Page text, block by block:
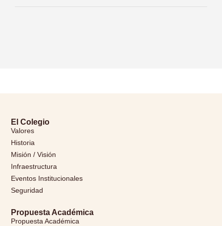
El Colegio
Valores
Historia
Misión / Visión
Infraestructura
Eventos Institucionales
Seguridad
Propuesta Académica
Propuesta Académica